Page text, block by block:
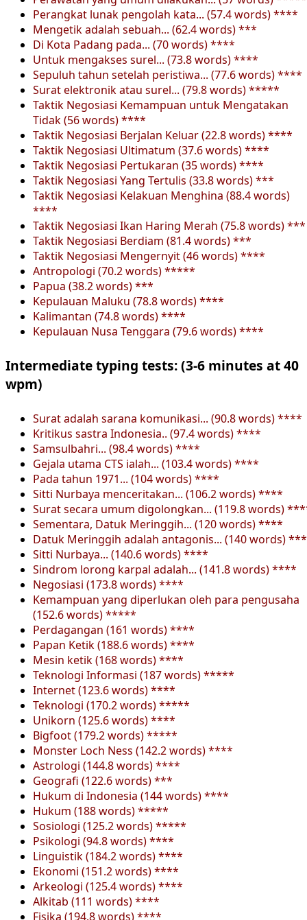
Perangkat lunak pengolah kata... (57.4 words) ****
Mengetik adalah sebuah... (62.4 words) ***
Di Kota Padang pada... (70 words) ****
Untuk mengakses surel... (73.8 words) ****
Sepuluh tahun setelah peristiwa... (77.6 words) ****
Surat elektronik atau surel... (79.8 words) *****
Taktik Negosiasi Kemampuan untuk Mengatakan
Tidak (56 words) ****
Taktik Negosiasi Berjalan Keluar (22.8 words) ****
Taktik Negosiasi Ultimatum (37.6 words) ****
Taktik Negosiasi Pertukaran (35 words) ****
Taktik Negosiasi Yang Tertulis (33.8 words) ***
Taktik Negosiasi Kelakuan Menghina (88.4 words)
****
Taktik Negosiasi Ikan Haring Merah (75.8 words) ***
Taktik Negosiasi Berdiam (81.4 words) ***
Taktik Negosiasi Mengernyit (46 words) ****
Antropologi (70.2 words) *****
Papua (38.2 words) ***
Kepulauan Maluku (78.8 words) ****
Kalimantan (74.8 words) ****
Kepulauan Nusa Tenggara (79.6 words) ****
Intermediate typing tests: (3-6 minutes at 40
wpm)
Surat adalah sarana komunikasi... (90.8 words) ****
Kritikus sastra Indonesia.. (97.4 words) ****
Samsulbahri... (98.4 words) ****
Gejala utama CTS ialah... (103.4 words) ****
Pada tahun 1971... (104 words) ****
Sitti Nurbaya menceritakan... (106.2 words) ****
Surat secara umum digolongkan... (119.8 words)
Sementara, Datuk Meringgih... (120 words) ****
Datuk Meringgih adalah antagonis... (140 words)
Sitti Nurbaya... (140.6 words) ****
Sindrom lorong karpal adalah... (141.8 words) ****
Negosiasi (173.8 words) ****
Kemampuan yang diperlukan oleh para pengusaha
(152.6 words) *****
Perdagangan (161 words) ****
Papan Ketik (188.6 words) ****
Mesin ketik (168 words) ****
Teknologi Informasi (187 words) *****
Internet (123.6 words) ****
Teknologi (170.2 words) *****
Unikorn (125.6 words) ****
Bigfoot (179.2 words) *****
Monster Loch Ness (142.2 words) ****
Astrologi (144.8 words) ****
Geografi (122.6 words) ***
Hukum di Indonesia (144 words) ****
Hukum (188 words) *****
Sosiologi (125.2 words) *****
Psikologi (94.8 words) ****
Linguistik (184.2 words) ****
Ekonomi (151.2 words) ****
Arkeologi (125.4 words) ****
Alkitab (111 words) ****
Fisika (194.8 words) ****